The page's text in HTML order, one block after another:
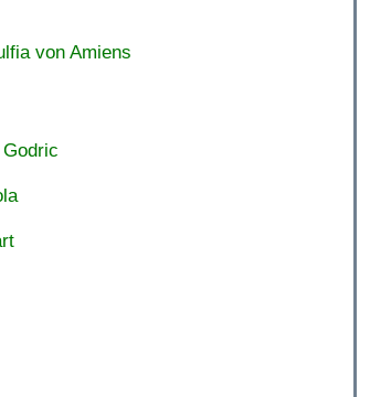
von Amiens
Godric